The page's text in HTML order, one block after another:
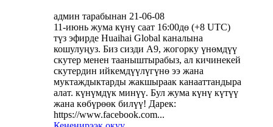
админ тарабынан 21-06-08
11-июнь жума күнү саат 16:00дө (+8 UTC)
түз эфирде Huaihai Global каналына
кошулуңуз. Биз сизди A9, жогорку үнөмдүү
скутер менен тааныштырабыз, ал кичинекей
скутердин ийкемдүүлүгүнө ээ жана
муктаждыктарды жакшыраак канааттандыра
алат. күнүмдүк минүү. Бул жума күнү күтүү
жана көбүрөөк билүү! Дарек:
https://www.facebook.com...